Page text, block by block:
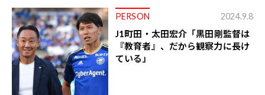
PERSON 2024.9.8
J1町田・太田宏介「黒田剛監督は
『教育者』、だから観察力に長け
ている」